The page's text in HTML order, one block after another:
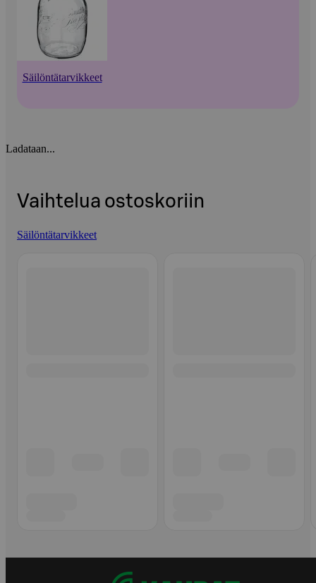
Säilöntätarvikkeet
Ladataan...
Vaihtelua ostoskoriin
Säilöntätarvikkeet